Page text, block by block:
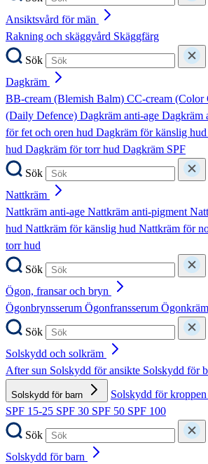
Ansiktsvård för män
Rakning och skäggvård Skäggfärg
Sök
Dagkräm
BB-cream (Blemish Balm) CC-cream (Color
(Daily Defence) Dagkräm anti-age Dagkräm
för fet och oren hud Dagkräm för känslig hud
hud Dagkräm för torr hud Dagkräm SPF
Sök
Nattkräm
Nattkräm anti-age Nattkräm anti-pigment
hud Nattkräm för känslig hud Nattkräm för
torr hud
Sök
Ögon, fransar och bryn
Ögonbrynsserum Ögonfransserum Ögonkräm
Sök
Solskydd och solkräm
After sun Solskydd för ansikte Solskydd för
Solskydd för barn Solskydd för kroppen
SPF 15-25 SPF 30 SPF 50 SPF 100
Sök
Solskydd för barn